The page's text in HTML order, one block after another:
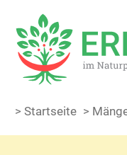
> Startseite >